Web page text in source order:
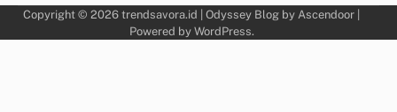
Copyright © 2026 trendsavora.id | Odyssey Blog by Ascendoor
Powered by WordPress.